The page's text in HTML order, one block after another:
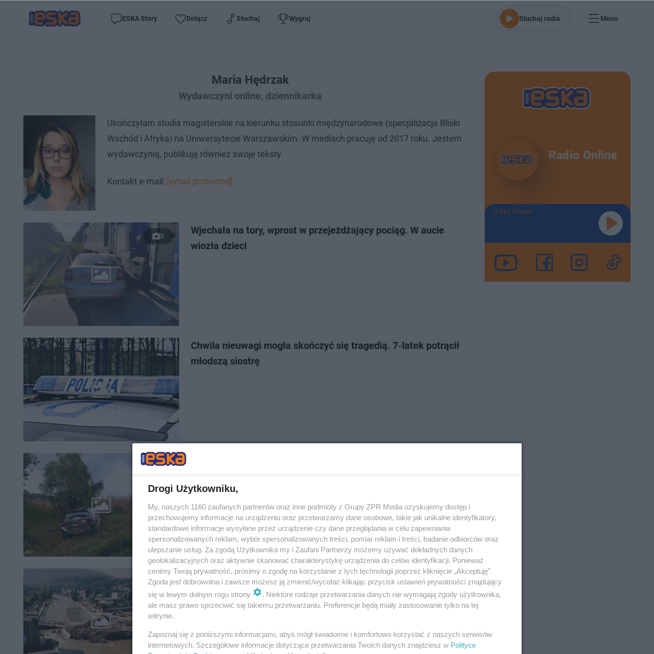
ESKA Story Dołącz Słuchaj Wygraj Słuchaj radia Menu
Maria Hędrzak
Wydawczyni online, dziennikarka
Ukończyłam studia magisterskie na kierunku stosunki międzynarodowe (specjalizacja Bliski
Wschód i Afryka) na Uniwersytecie Warszawskim. W mediach pracuję od 2017 roku. Jestem
wydawczynią, publikuję również swoje teksty.
Kontakt e-mail: [email protected]
5
Wjechała na tory, wprost w przejeżdżający pociąg. W aucie
wiozła dzieci
Chwila nieuwagi mogła skończyć się tragedią. 7-latek potrącił
młodszą siostrę
Utrudnienia w ruchu pociągów. PKP wskazały nieprzejezdne
odcinki linii kolejowych
Radio Online
TERAZ GRAMY
Drogi Użytkowniku,
My, naszych 1160 zaufanych partnerów oraz inne podmioty z Grupy ZPR Media uzyskujemy dostęp i
przechowujemy informacje na urządzeniu oraz przetwarzamy dane osobowe, takie jak unikalne identyfikatory,
standardowe informacje wysyłane przez urządzenie czy dane przeglądania w celu zapewniania
spersonalizowanych reklam, wybór spersonalizowanych treści, pomiar reklam i treści, badanie odbiorców oraz
ulepszanie usług. Za zgodą Użytkownika my i Zaufani Partnerzy możemy używać dokładnych danych
geolokalizacyjnych oraz aktywnie skanować charakterystykę urządzenia do celów identyfikacji. Ponieważ
cenimy Twoją prywatność, prosimy o zgodę na korzystanie z tych technologii poprzez kliknięcie „Akceptuję”.
Zgoda jest dobrowolna i zawsze możesz ją zmienić/wycofać klikając przycisk ustawień prywatności znajdujący
się w lewym dolnym rogu strony
. Niektóre rodzaje przetwarzania danych nie wymagają zgody użytkownika,
ale masz prawo sprzeciwić się takiemu przetwarzaniu. Preferencje będą miały zastosowanie tylko na tej
witrynie.
Zapoznaj się z poniższymi informacjami, abyś mógł świadomie i komfortowo korzystać z naszych serwisów
internetowych. Szczegółowe informacje dotyczące przetwarzania Twoich danych znajdziesz w Polityce